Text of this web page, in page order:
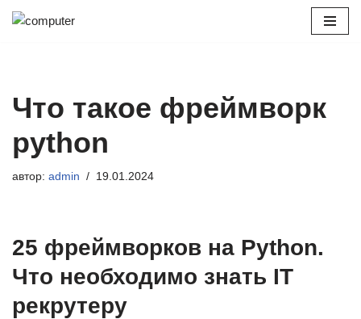
Что такое фреймворк
python
автор: admin 19.01.2024
25 фреймворков на Python.
Что необходимо знать IT
рекрутеру